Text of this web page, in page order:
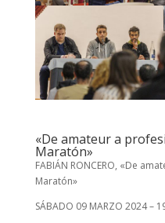
«De amateur a
Maratón»
FABIÁN RONCERO, «De
Maratón»
SÁBADO 09 MARZO 2024 –